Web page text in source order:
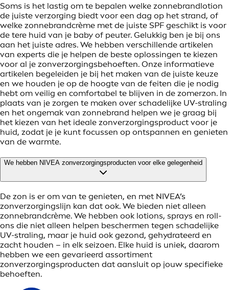
Soms is het lastig om te bepalen welke zonnebrandlotion
de juiste verzorging biedt voor een dag op het strand, of
welke zonnebrandcrème met de juiste SPF geschikt is voor
de tere huid van je baby of peuter. Gelukkig ben je bij ons
aan het juiste adres. We hebben verschillende artikelen
van experts die je helpen de beste oplossingen te kiezen
voor al je zonverzorgingsbehoeften. Onze informatieve
artikelen begeleiden je bij het maken van de juiste keuze
en we houden je op de hoogte van de feiten die je nodig
hebt om veilig en comfortabel te blijven in de zomerzon. In
plaats van je zorgen te maken over schadelijke UV-straling
en het ongemak van zonnebrand helpen we je graag bij
het kiezen van het ideale zonverzorgingsproduct voor je
huid, zodat je je kunt focussen op ontspannen en genieten
van de warmte.
We hebben NIVEA zonverzorgingsproducten voor elke gelegenheid
De zon is er om van te genieten, en met NIVEA’s
zonverzorgingslijn kan dat ook. We bieden niet alleen
zonnebrandcrème. We hebben ook lotions, sprays en roll-
ons die niet alleen helpen beschermen tegen schadelijke
UV-straling, maar je huid ook gezond, gehydrateerd en
zacht houden – in elk seizoen. Elke huid is uniek, daarom
hebben we een gevarieerd assortiment
zonverzorgingsproducten dat aansluit op jouw specifieke
behoeften.